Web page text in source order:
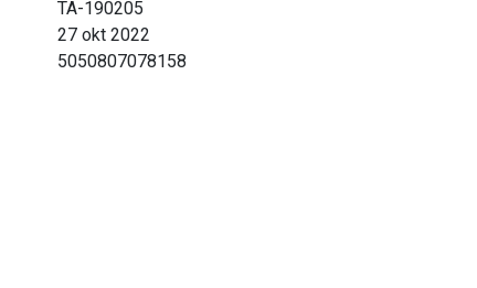
TA-190205
27 okt 2022
5050807078158